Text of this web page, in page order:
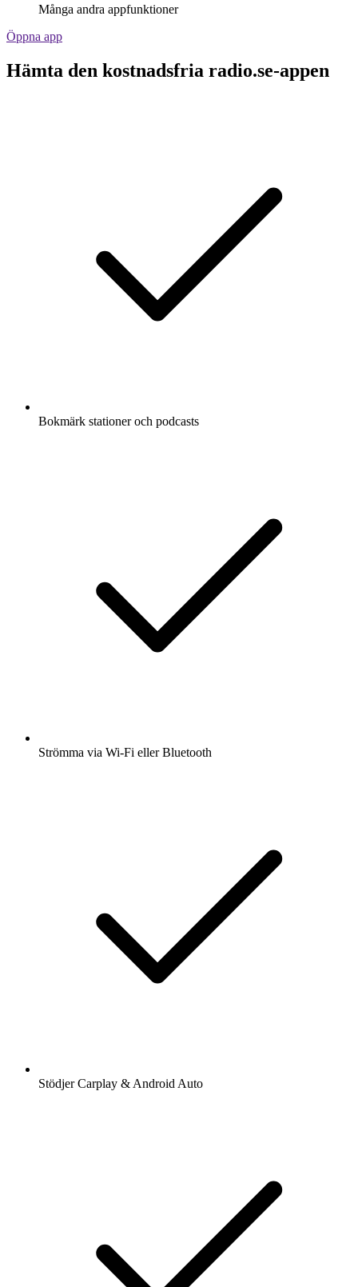
Många andra appfunktioner
Öppna app
Hämta den kostnadsfria radio.se-appen
Bokmärk stationer och podcasts
Strömma via Wi-Fi eller Bluetooth
Stödjer Carplay & Android Auto